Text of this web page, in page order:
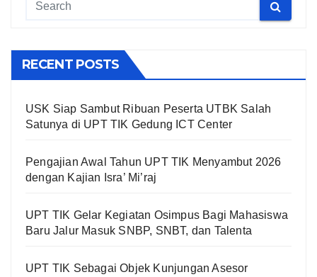
RECENT POSTS
USK Siap Sambut Ribuan Peserta UTBK Salah
Satunya di UPT TIK Gedung ICT Center
Pengajian Awal Tahun UPT TIK Menyambut 2026
dengan Kajian Isra’ Mi’raj
UPT TIK Gelar Kegiatan Osimpus Bagi Mahasiswa
Baru Jalur Masuk SNBP, SNBT, dan Talenta
UPT TIK Sebagai Objek Kunjungan Asesor